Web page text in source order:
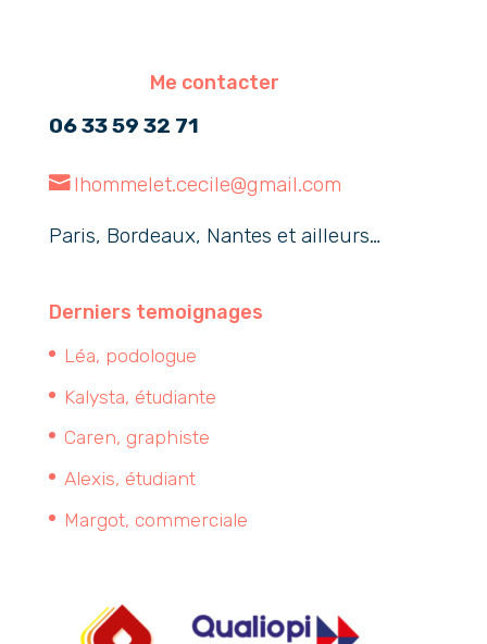
Me contacter
06 33 59 32 71
lhommelet.cecile@gmail.com
Paris, Bordeaux, Nantes et ailleurs…
Derniers temoignages
Léa, podologue
Kalysta, étudiante
Caren, graphiste
Alexis, étudiant
Margot, commerciale